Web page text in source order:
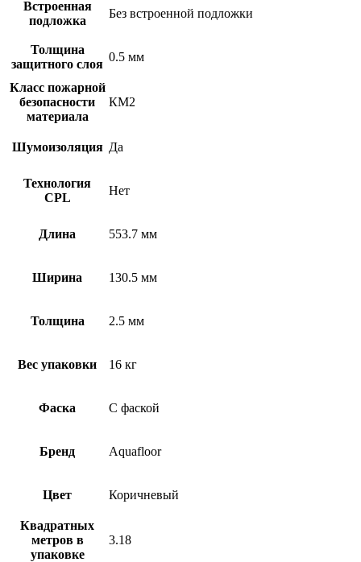
Встроенная
подложка
Без встроенной подложки
Толщина
защитного слоя
0.5 мм
Класс пожарной
безопасности
материала
КМ2
Шумоизоляция Да
Технология
CPL
Нет
Длина 553.7 мм
Ширина 130.5 мм
Толщина 2.5 мм
Вес упаковки 16 кг
Фаска С фаской
Бренд Aquafloor
Цвет Коричневый
Квадратных
метров в
упаковке
3.18